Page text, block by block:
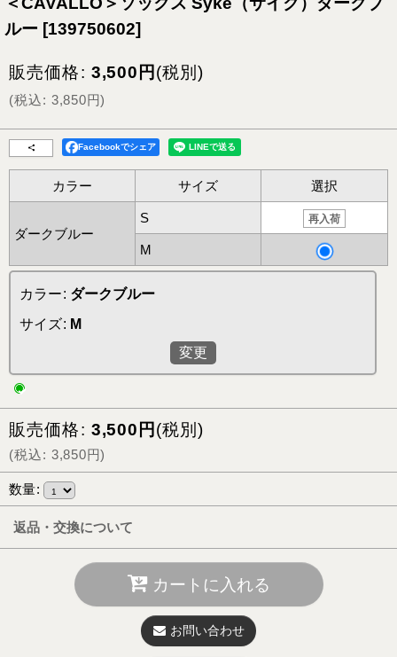
ルー [139750602]
販売価格: 3,500 円 (税別)
(税込: 3,850円)
Facebookでシェア
カラー サイズ 選択
ダークブルー
S 再入荷
M
カラー: ダークブルー
サイズ: M
変更
販売価格: 3,500 円 (税別)
(税込: 3,850円)
数量:
返品・交換について
カートに入れる
お問い合わせ